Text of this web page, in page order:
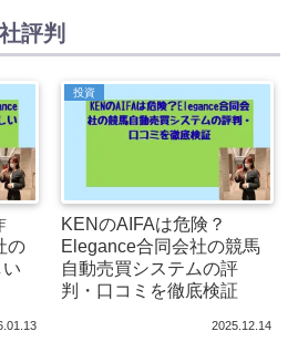
評判
の
投資
KENのAIFAは危険？
Elegance合同会社の競馬
自動売買システムの評
判・口コミを徹底検証
2025.12.14